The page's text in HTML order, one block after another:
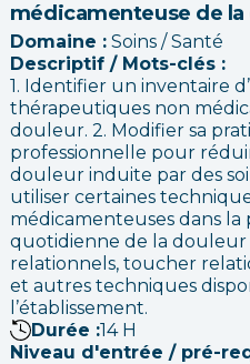
médicamenteuse de la
Domaine : Soins / Santé
Descriptif / Mots-clés :
1. Identifier un inventaire
thérapeutiques non
douleur. 2. Modifier sa
professionnelle pour
douleur induite par des
utiliser certaines
médicamenteuses dans la
quotidienne de la douleur
relationnels, toucher
et autres techniques
l’établissement.
Durée :14H
Niveau d'entrée / pré-